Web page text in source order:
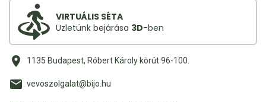
VIRTUÁLIS SÉTA
Üzletünk bejárása 3D-ben
1135 Budapest, Róbert Károly körút 96-100.
vevoszolgalat@bijo.hu